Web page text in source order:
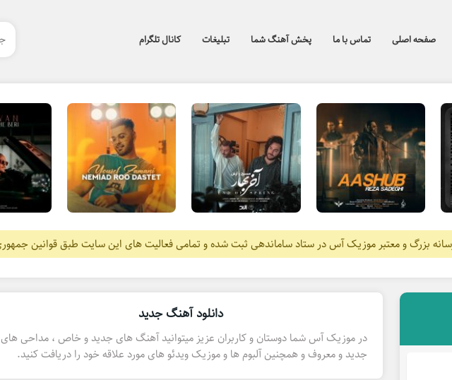
صفحه اصلی تماس با ما پخش آهنگ شما تبلیغات کانال تلگرام
بزرگ و معتبر موزیک آس در ستاد ساماندهی ثبت شده و تمامی فعالیت های این سایت طبق قوانین
دانلود آهنگ جدید
در موزیک آس شما دوستان و کاربران عزیز میتوانید آهنگ های جدید و خاص ، مداحی های
جدید و معروف و همچنین آلبوم ها و موزیک ویدئو های مورد علاقه خود را دریافت کنید.